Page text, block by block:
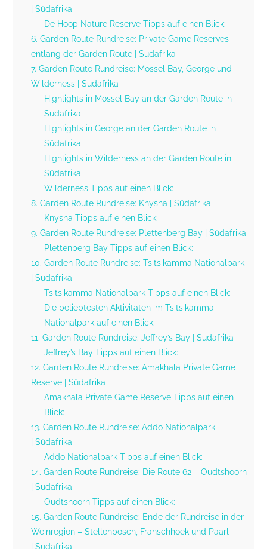
| Südafrika
De Hoop Nature Reserve Tipps auf einen Blick:
6. Garden Route Rundreise: Private Game Reserves
entlang der Garden Route | Südafrika
7. Garden Route Rundreise: Mossel Bay, George und
Wilderness | Südafrika
Highlights in Mossel Bay an der Garden Route in
Südafrika
Highlights in George an der Garden Route in
Südafrika
Highlights in Wilderness an der Garden Route in
Südafrika
Wilderness Tipps auf einen Blick:
8. Garden Route Rundreise: Knysna | Südafrika
Knysna Tipps auf einen Blick:
9. Garden Route Rundreise: Plettenberg Bay | Südafrika
Plettenberg Bay Tipps auf einen Blick:
10. Garden Route Rundreise: Tsitsikamma Nationalpark
| Südafrika
Tsitsikamma Nationalpark Tipps auf einen Blick:
Die beliebtesten Aktivitäten im Tsitsikamma
Nationalpark auf einen Blick:
11. Garden Route Rundreise: Jeffrey’s Bay | Südafrika
Jeffrey’s Bay Tipps auf einen Blick:
12. Garden Route Rundreise: Amakhala Private Game
Reserve | Südafrika
Amakhala Private Game Reserve Tipps auf einen
Blick:
13. Garden Route Rundreise: Addo Nationalpark
| Südafrika
Addo Nationalpark Tipps auf einen Blick:
14. Garden Route Rundreise: Die Route 62 – Oudtshoorn
| Südafrika
Oudtshoorn Tipps auf einen Blick:
15. Garden Route Rundreise: Ende der Rundreise in der
Weinregion – Stellenbosch, Franschhoek und Paarl
| Südafrika